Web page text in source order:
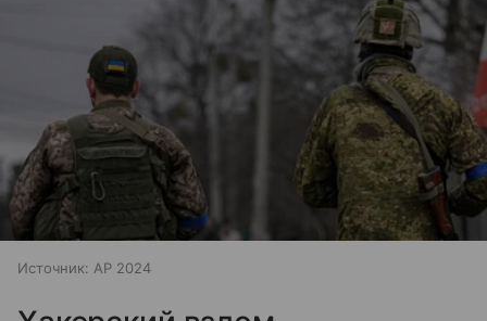
Источник: AP 2024